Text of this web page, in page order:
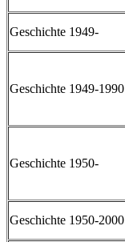
Geschichte 1949-
Geschichte 1949-1990
Geschichte 1950-
Geschichte 1950-2000